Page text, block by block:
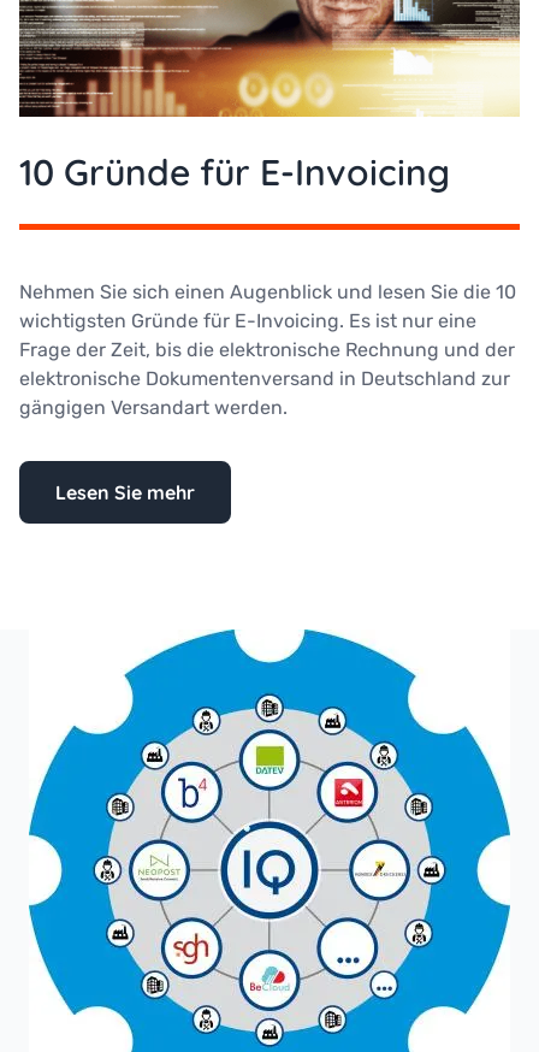
10 Gründe für E-Invoicing
Nehmen Sie sich einen Augenblick und lesen Sie die 10
wichtigsten Gründe für E-Invoicing. Es ist nur eine
Frage der Zeit, bis die elektronische Rechnung und der
elektronische Dokumentenversand in Deutschland zur
gängigen Versandart werden.
Lesen Sie mehr